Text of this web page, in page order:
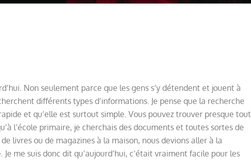
Non seulement parce que les gens s’y détendent et jouent à
différents types d’informations. Je pense que la recherche
et qu’elle est surtout simple. Vous pouvez trouver presque tout
l’école primaire, je cherchais des documents et toutes sortes de
livres ou de magazines à la maison, nous devions aller à la
me suis donc dit qu’aujourd’hui, c’était vraiment facile pour les